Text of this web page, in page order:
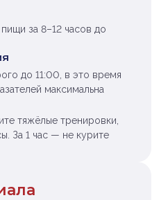
за 8–12 часов до
до 11:00, в это время
максимальна
тяжёлые тренировки,
За 1 час — не курите